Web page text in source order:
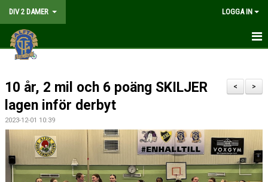
DIV 2 DAMER LOGGA IN
HEM
NYHETER
GÅ PÅ MATCH
MATCHER
KALENDER
>
<
10 år, 2 mil och 6 poäng SKILJER
lagen inför derbyt
2023-12-01 10:39